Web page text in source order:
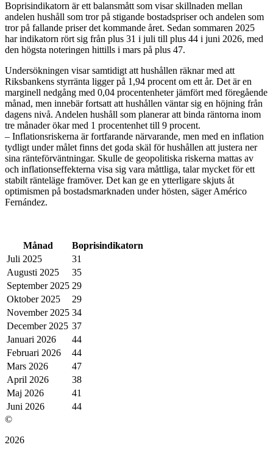
Boprisindikatorn är ett balansmått som visar skillnaden mellan
andelen hushåll som tror på stigande bostadspriser och andelen som
tror på fallande priser det kommande året. Sedan sommaren 2025
har indikatorn rört sig från plus 31 i juli till plus 44 i juni 2026, med
den högsta noteringen hittills i mars på plus 47.
Undersökningen visar samtidigt att hushållen räknar med att
Riksbankens styrränta ligger på 1,94 procent om ett år. Det är en
marginell nedgång med 0,04 procentenheter jämfört med föregående
månad, men innebär fortsatt att hushållen väntar sig en höjning från
dagens nivå. Andelen hushåll som planerar att binda räntorna inom
tre månader ökar med 1 procentenhet till 9 procent.
– Inflationsriskerna är fortfarande närvarande, men med en inflation
tydligt under målet finns det goda skäl för hushållen att justera ner
sina ränteförväntningar. Skulle de geopolitiska riskerna mattas av
och inflationseffekterna visa sig vara måttliga, talar mycket för ett
stabilt ränteläge framöver. Det kan ge en ytterligare skjuts åt
optimismen på bostadsmarknaden under hösten, säger Américo
Fernández.
Månad
Boprisindikatorn
Juli 2025
31
Augusti 2025
35
September 2025 29
Oktober 2025
29
November 2025 34
December 2025 37
Januari 2026
44
Februari 2026
44
Mars 2026
47
April 2026
38
Maj 2026
41
Juni 2026
44
©
2026